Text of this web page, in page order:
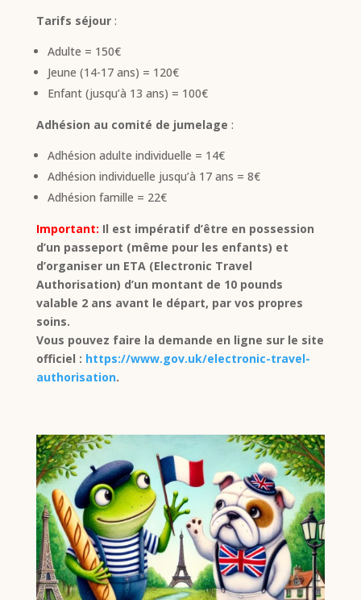
Tarifs séjour :
Adulte = 150€
Jeune (14-17 ans) = 120€
Enfant (jusqu’à 13 ans) = 100€
Adhésion au comité de jumelage :
Adhésion adulte individuelle = 14€
Adhésion individuelle jusqu’à 17 ans = 8€
Adhésion famille = 22€
Important: Il est impératif d’être en possession
d’un passeport (même pour les enfants) et
d’organiser un ETA (Electronic Travel
Authorisation) d’un montant de 10 pounds
valable 2 ans avant le départ, par vos propres
soins.
Vous pouvez faire la demande en ligne sur le site
officiel : https://www.gov.uk/electronic-travel-
authorisation.